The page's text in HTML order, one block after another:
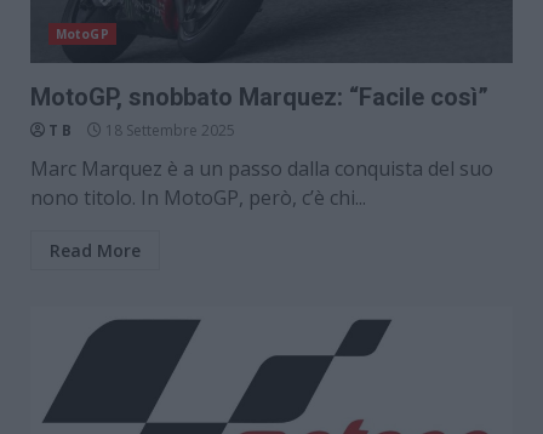
MotoGP
MotoGP, snobbato Marquez: “Facile così”
T B 18 Settembre 2025
Marc Marquez è a un passo dalla conquista del suo
nono titolo. In MotoGP, però, c’è chi...
Read More